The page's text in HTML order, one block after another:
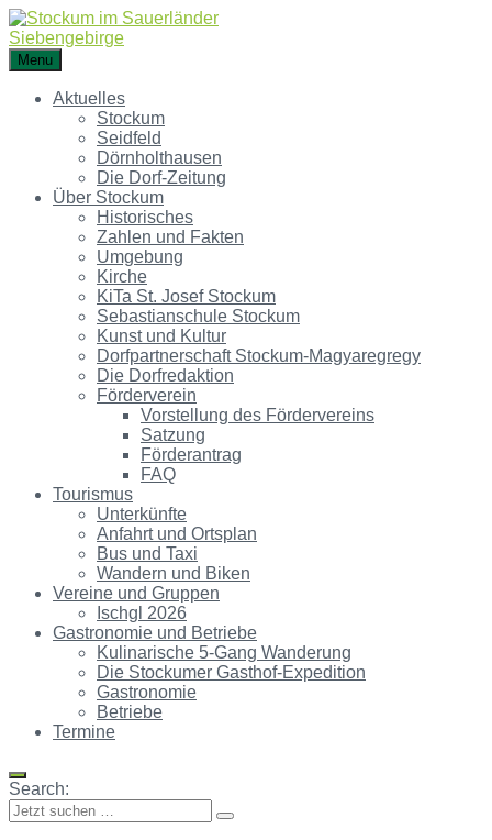
Menu
Aktuelles
Stockum
Seidfeld
Dörnholthausen
Die Dorf-Zeitung
Über Stockum
Historisches
Zahlen und Fakten
Umgebung
Kirche
KiTa St. Josef Stockum
Sebastianschule Stockum
Kunst und Kultur
Dorfpartnerschaft Stockum-Magyaregregy
Die Dorfredaktion
Förderverein
Vorstellung des Fördervereins
Satzung
Förderantrag
FAQ
Tourismus
Unterkünfte
Anfahrt und Ortsplan
Bus und Taxi
Wandern und Biken
Vereine und Gruppen
Ischgl 2026
Gastronomie und Betriebe
Kulinarische 5-Gang Wanderung
Die Stockumer Gasthof-Expedition
Gastronomie
Betriebe
Termine
Search: